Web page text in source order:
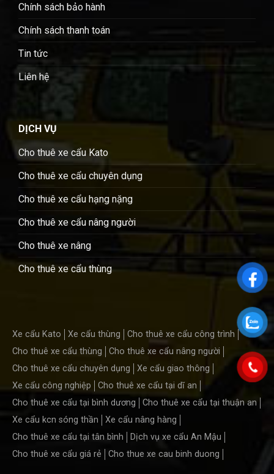
Chính sách bảo hành
Chính sách thanh toán
Tin tức
Liên hệ
DỊCH VỤ
Cho thuê xe cẩu Kato
Cho thuê xe cẩu chuyên dụng
Cho thuê xe cẩu hạng nặng
Cho thuê xe cẩu nâng người
Cho thuê xe nâng
Cho thuê xe cẩu thùng
Xe cẩu Kato Xe cẩu thùng
Cho thuê xe cẩu công trình
Cho thuê xe cẩu thùng
Cho thuê xe cẩu nâng người
Cho thuê xe cẩu chuyên dụng
Xe cẩu giao thông
Xe cẩu công nghiệp
Cho thuê xe cẩu tại dĩ an
Cho thuê xe cẩu tại bình dương
Cho thuê xe cẩu tại thuận an
Xe cẩu kcn sóng thần
Xe cẩu nâng hàng
Cho thuê xe cẩu tại tân bình
Dịch vụ xe cẩu An Mậu
Cho thuê xe cẩu giá rẻ
Cho thue xe cau binh duong